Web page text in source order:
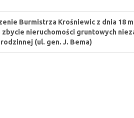
Burmistrza Krośniewic z dnia 18
nieruchomości gruntowych
(ul. gen. J. Bema)